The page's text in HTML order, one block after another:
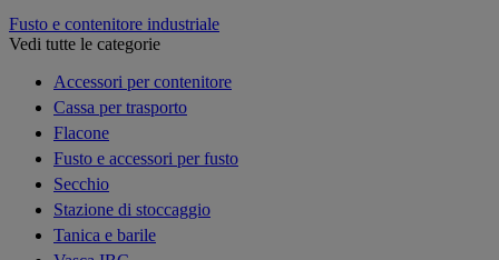
Fusto e contenitore industriale
Vedi tutte le categorie
Accessori per contenitore
Cassa per trasporto
Flacone
Fusto e accessori per fusto
Secchio
Stazione di stoccaggio
Tanica e barile